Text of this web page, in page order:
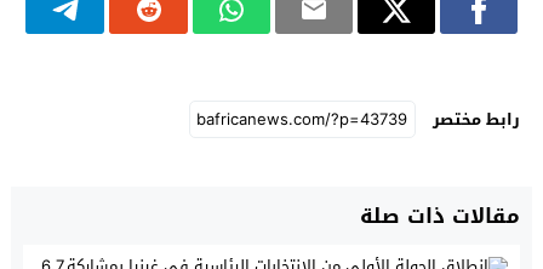
رابط مختصر
مقالات ذات صلة